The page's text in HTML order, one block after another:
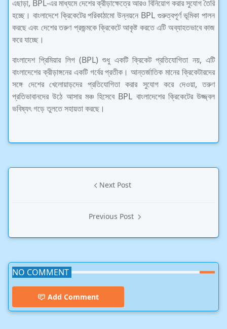
এছাড়া, BPL-এর মাধ্যমে দেশের ক্রীড়াক্ষেত্রে আরও বিনিয়োগ করার সুযোগ তৈরি
হচ্ছে। বাংলাদেশে ক্রিকেটের পরিকাঠামো উন্নয়নে BPL গুরুত্বপূর্ণ ভূমিকা পালন
করছে এবং দেশের তরুণ প্রজন্মকে ক্রিকেটে আকৃষ্ট করতে এটি অব্যাহতভাবে কাজ
করে যাচ্ছে।
বাংলাদেশ প্রিমিয়ার লিগ (BPL) শুধু একটি ক্রিকেট প্রতিযোগিতা নয়, এটি
বাংলাদেশের ক্রীড়াঙ্গনের একটি গর্বের প্রতীক। আন্তর্জাতিক মানের ক্রিকেটারদের
সঙ্গে দেশের খেলোয়াড়দের প্রতিযোগিতা করার সুযোগ করে দেওয়া, তরুণ
প্রতিভাবানদের উঠে আসার মঞ্চ হিসেবে BPL বাংলাদেশের ক্রিকেটের উজ্জ্বল
ভবিষ্যৎ গড়ে তুলতে সহায়তা করছে।
Next Post
Previous Post
NO COMMENT
Add Comment